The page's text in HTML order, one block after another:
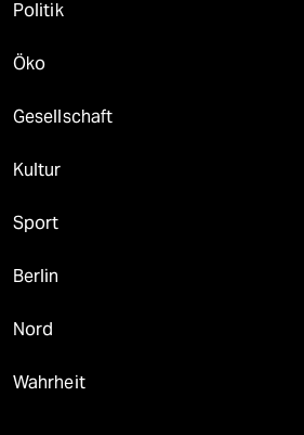
Politik
Öko
Gesellschaft
Kultur
Sport
Berlin
Nord
Wahrheit